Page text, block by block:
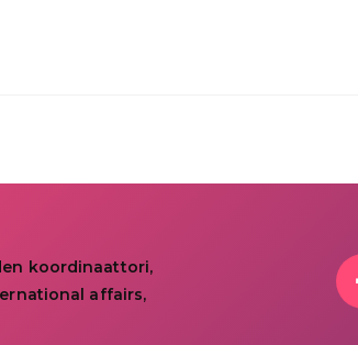
koordinaattori,
affairs,